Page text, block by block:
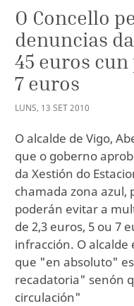
O Concello
denuncias
45 euros cun
7 euros
LUNS, 13 SET2010
O alcalde de Vigo,
que o goberno
da Xestión do
chamada zona azul,
poderán evitar a
de 2,3 euros, 5 ou 7
infracción. O
que "en absoluto"
recadatoria" senón
circulación"